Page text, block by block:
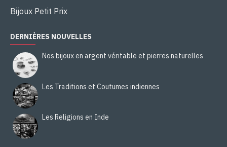
Bijoux Petit Prix
DERNIÈRES NOUVELLES
Nos bijoux en argent véritable et pierres naturelles
Les Traditions et Coutumes indiennes
Les Religions en Inde